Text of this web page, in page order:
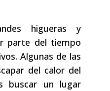
higueras y
parte del tiempo
Algunas de las
del calor del
buscar un lugar